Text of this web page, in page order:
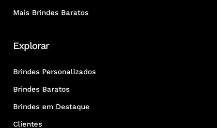
Mais Brindes Baratos
Explorar
Brindes Personalizados
Brindes Baratos
Brindes em Destaque
Clientes